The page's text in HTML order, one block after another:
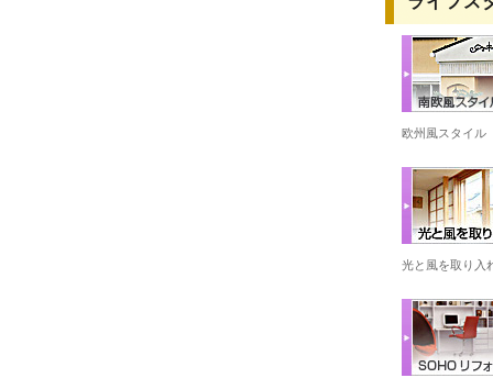
欧州風スタイル
光と風を取り入